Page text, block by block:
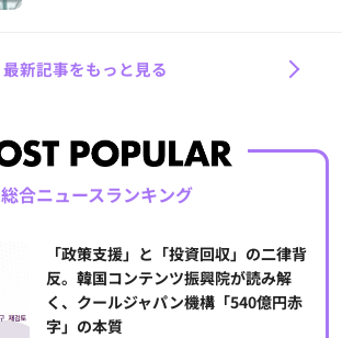
最新記事をもっと見る
総合ニュースランキング
「政策支援」と「投資回収」の二律背
反。韓国コンテンツ振興院が読み解
く、クールジャパン機構「540億円赤
字」の本質